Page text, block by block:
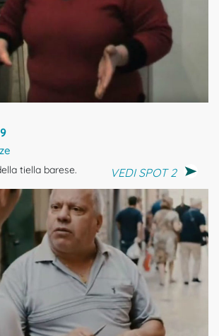
tiella barese. VEDI SPOT 2